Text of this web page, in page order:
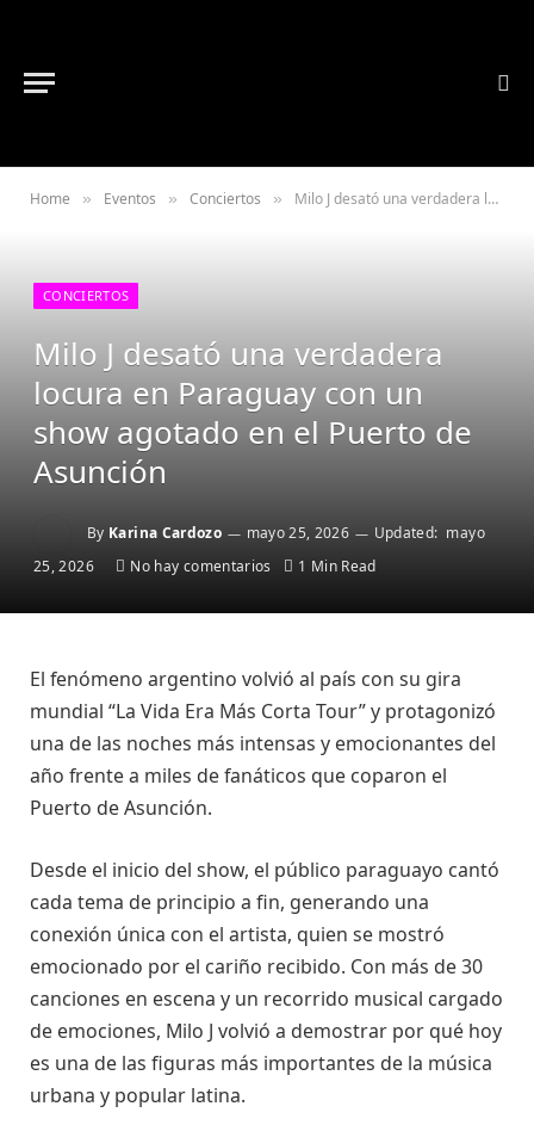
Home » Eventos » Conciertos » Milo J desató una verdadera locura en Paraguay con un show agotado en el Puerto de Asunción
CONCIERTOS
Milo J desató una verdadera
locura en Paraguay con un
show agotado en el Puerto de
Asunción
By Karina Cardozo mayo 25, 2026 Updated: mayo
25, 2026
No hay comentarios 1 Min Read
El fenómeno argentino volvió al país con su gira
mundial “La Vida Era Más Corta Tour” y protagonizó
una de las noches más intensas y emocionantes del
año frente a miles de fanáticos que coparon el
Puerto de Asunción.
Desde el inicio del show, el público paraguayo cantó
cada tema de principio a fin, generando una
conexión única con el artista, quien se mostró
emocionado por el cariño recibido. Con más de 30
canciones en escena y un recorrido musical cargado
de emociones, Milo J volvió a demostrar por qué hoy
es una de las figuras más importantes de la música
urbana y popular latina.